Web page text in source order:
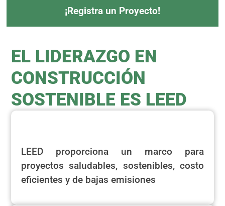
¡Registra un Proyecto!
EL LIDERAZGO EN
CONSTRUCCIÓN
SOSTENIBLE ES LEED
LEED proporciona un marco para
proyectos saludables, sostenibles, costo
eficientes y de bajas emisiones